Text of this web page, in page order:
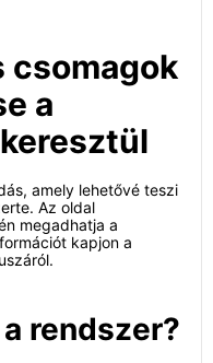
csomagok
a
amely lehetővé teszi
Az oldal
megadhatja a
kapjon a
rendszer?